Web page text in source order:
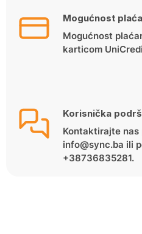
Mogućnost
Mogućnost
karticom
Korisnička
Kontaktirajte nas
info@sync.ba ili
+38736835281.